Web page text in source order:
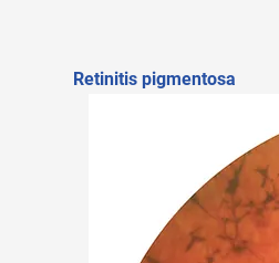
Retinitis pigmentosa